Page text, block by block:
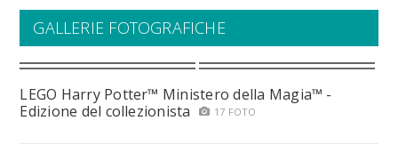
GALLERIE FOTOGRAFICHE
LEGO Harry Potter™ Ministero della Magia™ -
Edizione del collezionista
17 FOTO